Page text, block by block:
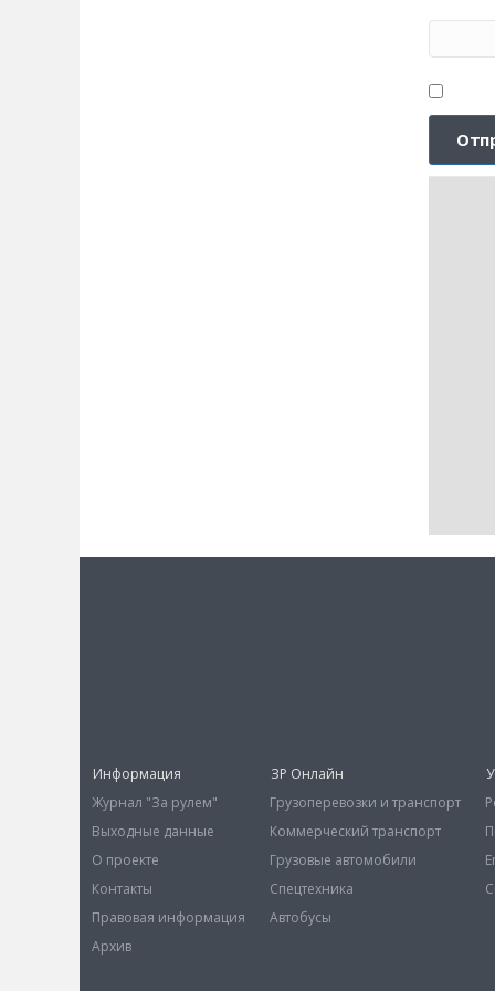
Информация
Журнал "За рулем"
Выходные данные
О проекте
Контакты
Правовая информация
Архив
ЗР Онлайн
Грузоперевозки и транспорт
Коммерческий транспорт
Грузовые автомобили
Спецтехника
Автобусы